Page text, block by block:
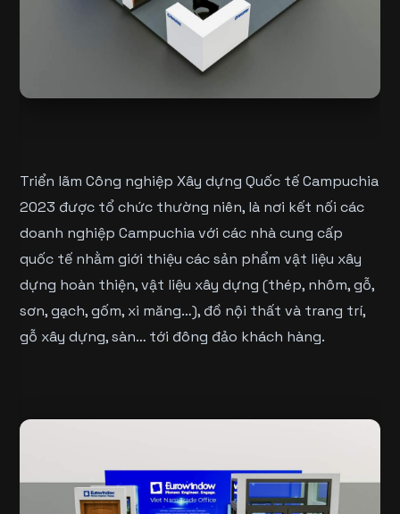
Triển lãm Công nghiệp Xây dựng Quốc tế Campuchia
2023 được tổ chức thường niên, là nơi kết nối các
doanh nghiệp Campuchia với các nhà cung cấp
quốc tế nhằm giới thiệu các sản phẩm vật liệu xây
dựng hoàn thiện, vật liệu xây dựng (thép, nhôm, gỗ,
sơn, gạch, gốm, xi măng…), đồ nội thất và trang trí,
gỗ xây dựng, sàn… tới đông đảo khách hàng.